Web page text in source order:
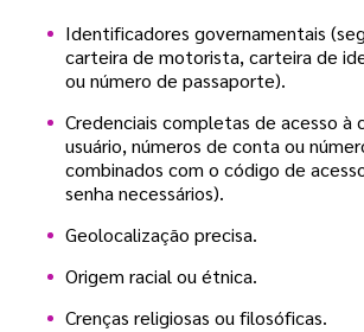
Identificadores governamentais
carteira de motorista, carteira de
ou número de passaporte).
Credenciais completas de acesso à
usuário, números de conta ou
combinados com o código de
senha necessários).
Geolocalização precisa.
Origem racial ou étnica.
Crenças religiosas ou filosóficas.